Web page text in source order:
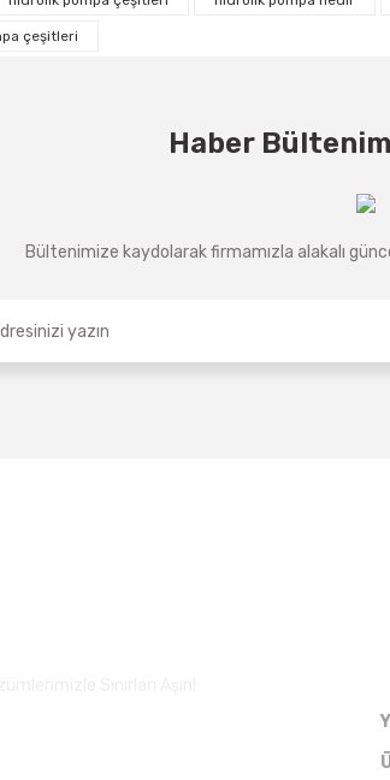
çeşitleri
Haber
Bültenimize kaydolarak firmamızla alakalı